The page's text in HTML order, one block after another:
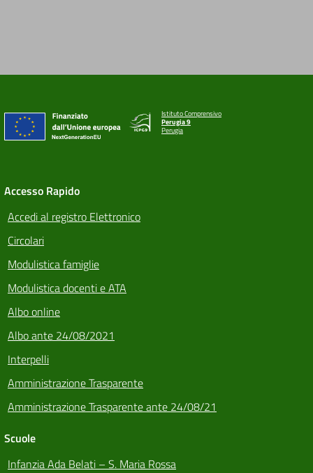
Istituto Comprensivo
Perugia 9
Perugia
Accesso Rapido
Accedi al registro Elettronico
Circolari
Modulistica famiglie
Modulistica docenti e ATA
Albo online
Albo ante 24/08/2021
Interpelli
Amministrazione Trasparente
Amministrazione Trasparente ante 24/08/21
Scuole
Infanzia Ada Belati – S. Maria Rossa